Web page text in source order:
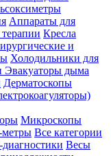
Аппараты для
Кресла
и
Холодильники для
Эвакуаторы дыма
Дерматоскопы
Микроскопы
метры Все категории
Весы